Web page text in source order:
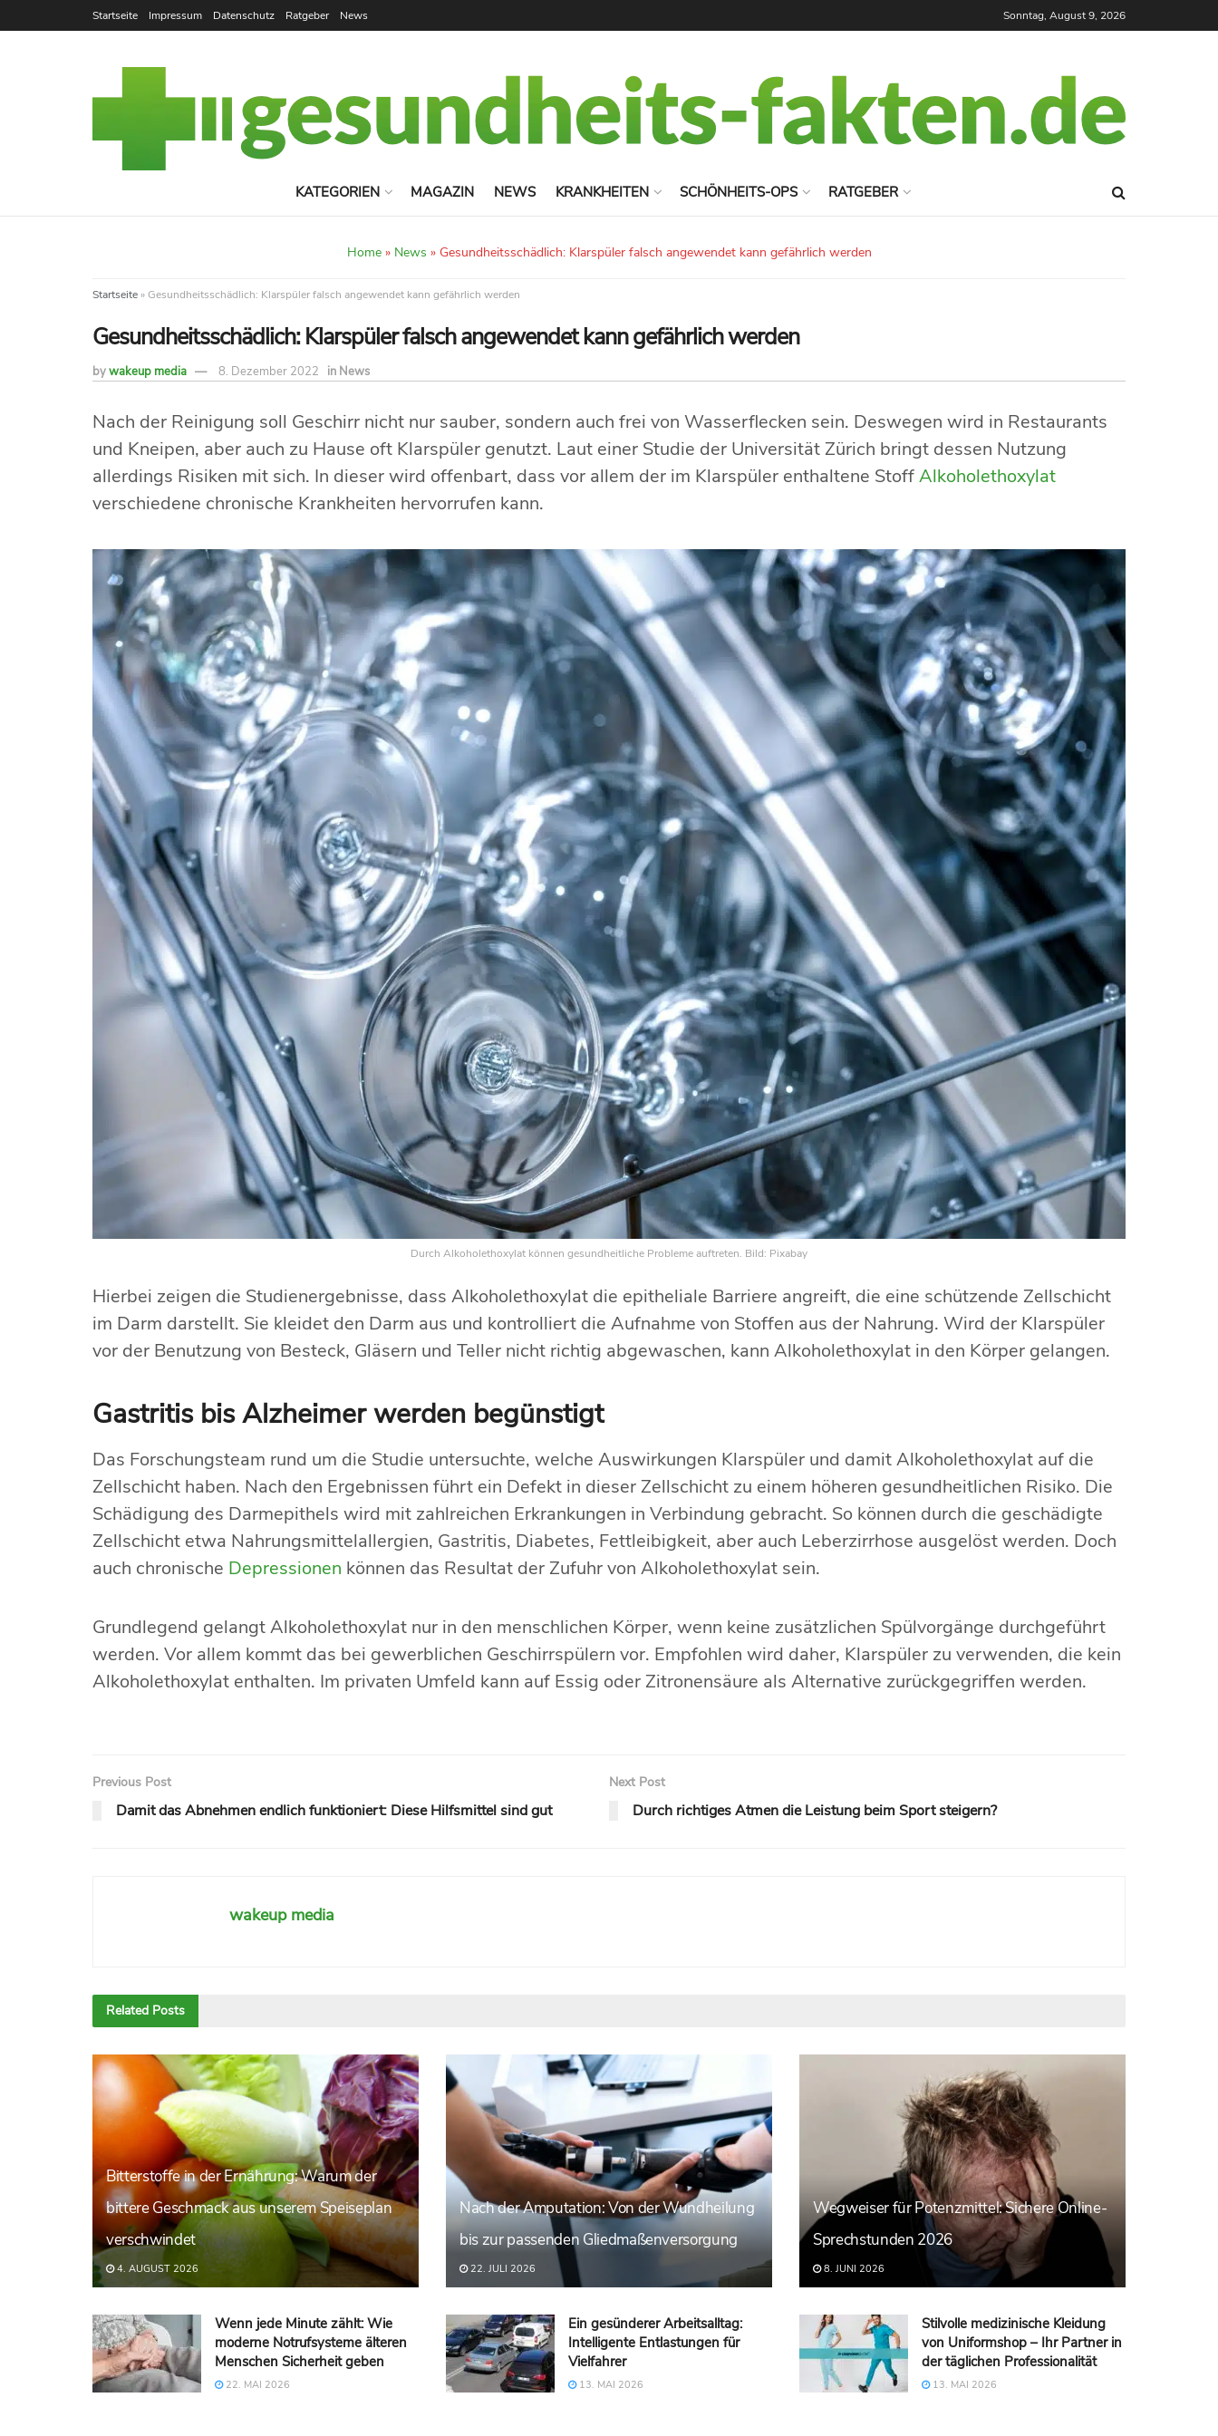
Startseite Impressum Datenschutz Ratgeber News Sonntag, August 9, 2026
KATEGORIEN MAGAZIN NEWS KRANKHEITEN SCHÖNHEITS-OPS RATGEBER
Home» News » Gesundheitsschädlich: Klarspüler falsch angewendet kann gefährlich werden
Startseite » Gesundheitsschädlich: Klarspüler falsch angewendet kann gefährlich werden
Gesundheitsschädlich: Klarspüler falsch angewendet kann gefährlich werden
bywakeup media 8. Dezember 2022 in News
Nach der Reinigung soll Geschirr nicht nur sauber, sondern auch frei von Wasserflecken sein. Deswegen wird in Restaurants
und Kneipen, aber auch zu Hause oft Klarspüler genutzt. Laut einer Studie der Universität Zürich bringt dessen Nutzung
allerdings Risiken mit sich. In dieser wird offenbart, dass vor allem der im Klarspüler enthaltene StoffAlkoholethoxylat
verschiedene chronische Krankheiten hervorrufen kann.
Durch Alkoholethoxylat können gesundheitliche Probleme auftreten. Bild: Pixabay
Hierbei zeigen die Studienergebnisse, dass Alkoholethoxylat die epitheliale Barriere angreift, die eine schützende Zellschicht
im Darm darstellt. Sie kleidet den Darm aus und kontrolliert die Aufnahme von Stoffen aus der Nahrung. Wird der Klarspüler
vor der Benutzung von Besteck, Gläsern und Teller nicht richtig abgewaschen, kann Alkoholethoxylat in den Körper gelangen.
Gastritis bis Alzheimer werden begünstigt
Das Forschungsteam rund um die Studie untersuchte, welche Auswirkungen Klarspüler und damit Alkoholethoxylat auf die
Zellschicht haben. Nach den Ergebnissen führt ein Defekt in dieser Zellschicht zu einem höheren gesundheitlichen Risiko. Die
Schädigung des Darmepithels wird mit zahlreichen Erkrankungen in Verbindung gebracht. So können durch die geschädigte
Zellschicht etwa Nahrungsmittelallergien, Gastritis, Diabetes, Fettleibigkeit, aber auch Leberzirrhose ausgelöst werden. Doch
auch chronische Depressionen können das Resultat der Zufuhr von Alkoholethoxylat sein.
Grundlegend gelangt Alkoholethoxylat nur in den menschlichen Körper, wenn keine zusätzlichen Spülvorgänge durchgeführt
werden. Vor allem kommt das bei gewerblichen Geschirrspülern vor. Empfohlen wird daher, Klarspüler zu verwenden, die kein
Alkoholethoxylat enthalten. Im privaten Umfeld kann auf Essig oder Zitronensäure als Alternative zurückgegriffen werden.
Previous Post
Damit das Abnehmen endlich funktioniert: Diese Hilfsmittel sind gut
Next Post
Durch richtiges Atmen die Leistung beim Sport steigern?
wakeup media
Related Posts
Bitterstoffe in der Ernährung: Warum der
bittere Geschmack aus unserem Speiseplan
verschwindet
4. AUGUST 2026
Nach der Amputation: Von der Wundheilung
bis zur passenden Gliedmaßenversorgung
22. JULI 2026
Wegweiser für Potenzmittel: Sichere Online-
Sprechstunden 2026
8. JUNI 2026
Wenn jede Minute zählt: Wie
moderne Notrufsysteme älteren
Menschen Sicherheit geben
22. MAI 2026
Ein gesünderer Arbeitsalltag:
Intelligente Entlastungen für
Vielfahrer
13. MAI 2026
Stilvolle medizinische Kleidung
von Uniformshop – Ihr Partner in
der täglichen Professionalität
13. MAI 2026